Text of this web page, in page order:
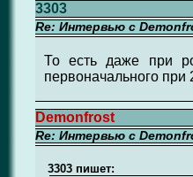
3303
Re: Интервью с
То есть даже при
первоначального при
Demonfrost
Re: Интервью с
3303 пишет: